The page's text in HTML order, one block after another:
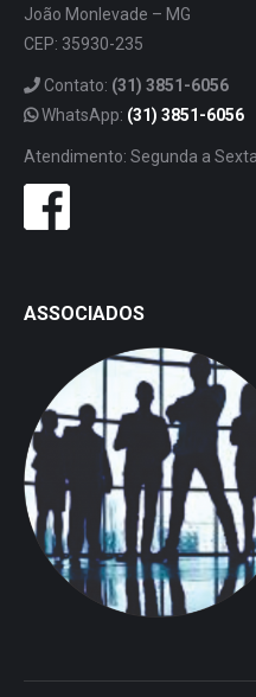
João Monlevade – MG
CEP: 35930-235
Contato: (31) 3851-6056
WhatsApp: (31) 3851-6056
Atendimento: Segunda a
ASSOCIADOS